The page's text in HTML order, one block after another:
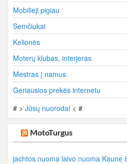
Mobilieji pigiau
Semčiukai
Kelionės
Moterų klubas, interjeras
Mestras į namus
Geriausios prekės internetu
# > Jūsų nuoroda! < #
MotoTurgus
jachtos nuoma laivo nuoma Kaune